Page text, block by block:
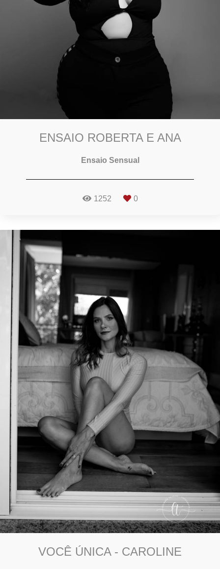
ENSAIO ROBERTA E ANA
Ensaio Sensual
1252 0
VOCÊ ÚNICA - CAROLINE